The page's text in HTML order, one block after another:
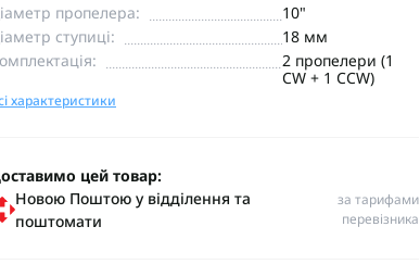
пропелера:
10"
ступиці:
18 мм
2 пропелери (1
CW + 1 CCW)
характеристики
цей товар:
Новою Поштою у відділення та
поштомати
за тарифами
перевізника